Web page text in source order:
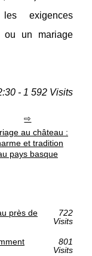
exigences
ou un mariage
- 1 592 Visits
au château :
et tradition
pays basque
près de
722
Visits
801
Visits